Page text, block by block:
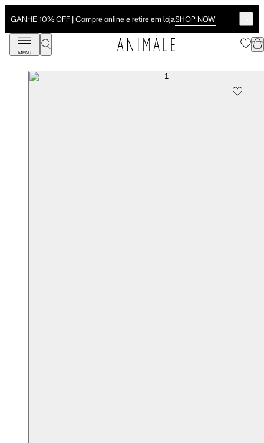
GANHE 10% OFF | Compre online e retire em lojaSHOP NOW
MENU